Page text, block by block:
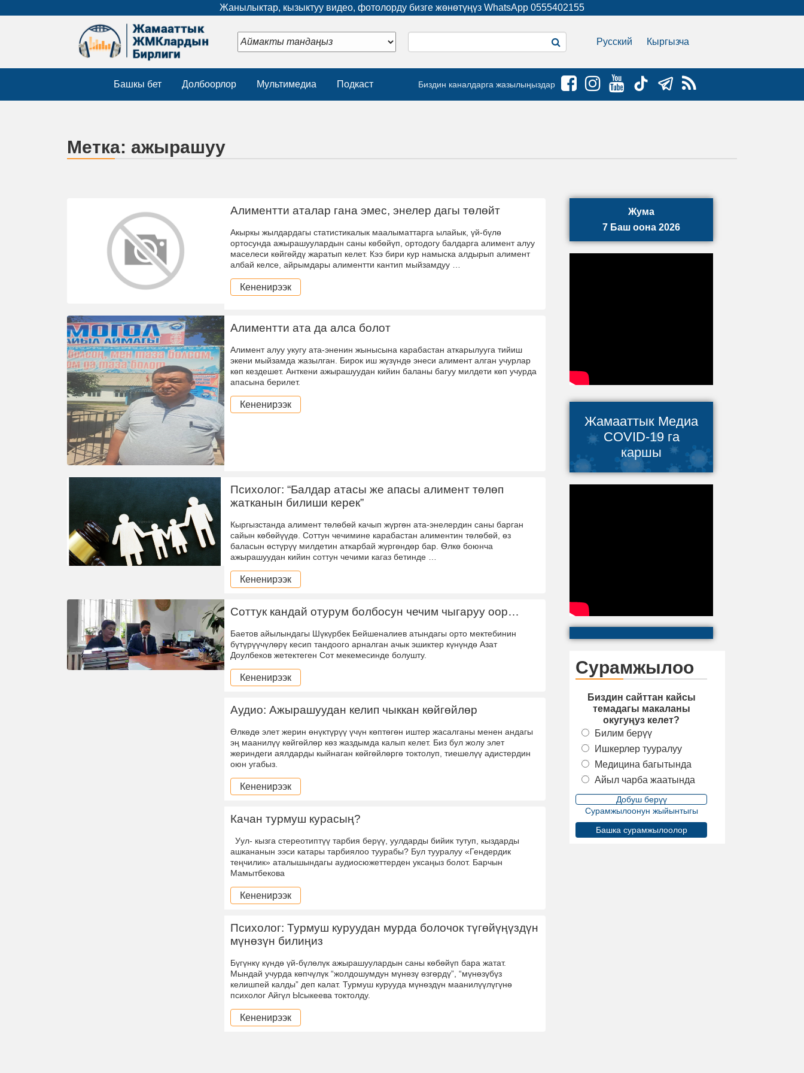
Жанылыктар, кызыктуу видео, фотолорду бизге жөнөтүңүз WhatsApp 0555402155
Русский Кыргызча
Башкы бет Долбоорлор Мультимедиа Подкаст Биздин каналдарга жазылыңыздар
Метка: ажырашуу
Алиментти аталар гана эмес, энелер дагы төлөйт
Акыркы жылдардагы статистикалык маалыматтарга ылайык, үй-бүлө
ортосунда ажырашуулардын саны көбөйүп, ортодогу балдарга алимент алуу
маселеси көйгөйдү жаратып келет. Кээ бири кур намыска алдырып алимент
албай келсе, айрымдары алиментти кантип мыйзамдуу …
Кененирээк
Алиментти ата да алса болот
Алимент алуу укугу ата-эненин жынысына карабастан аткарылууга тийиш
экени мыйзамда жазылган. Бирок иш жүзүндө энеси алимент алган учурлар
көп кездешет. Анткени ажырашуудан кийин баланы багуу милдети көп учурда
апасына берилет.
Кененирээк
Психолог: “Балдар атасы же апасы алимент төлөп
жатканын билиши керек”
Кыргызстанда алимент төлөбөй качып жүргөн ата-энелердин саны барган
сайын көбөйүүдө. Соттун чечимине карабастан алиментин тѳлѳбѳй, ѳз
баласын өстүрүү милдетин аткарбай жүргөндөр бар. Ѳлкө боюнча
ажырашуудан кийин соттун чечими кагаз бетинде …
Кененирээк
Соттук кандай отурум болбосун чечим чыгаруу оор…
Баетов айылындагы Шүкүрбек Бейшеналиев атындагы орто мектебинин
бүтүрүүчүлөрү кесип тандоого арналган ачык эшиктер күнүндө Азат
Доулбеков жетектеген Сот мекемесинде болушту.
Кененирээк
Аудио: Ажырашуудан келип чыккан көйгөйлөр
Өлкөдө элет жерин өнүктүрүү үчүн көптөгөн иштер жасалганы менен андагы
эң маанилүү көйгөйлөр көз жаздымда калып келет. Биз бул жолу элет
жериндеги аялдарды кыйнаган көйгөйлөргө токтолуп, тиешелүү адистердин
оюн угабыз.
Кененирээк
Качан турмуш курасың?
Уул- кызга стереотиптүү тарбия берүү, уулдарды бийик тутуп, кыздарды
ашкананын ээси катары тарбиялоо туурабы? Бул тууралуу «Гендердик
теңчилик» аталышындагы аудиосюжеттерден уксаңыз болот. Барчын
Мамытбекова
Кененирээк
Психолог: Турмуш куруудан мурда болочок түгөйүңүздүн
мүнөзүн билиңиз
Бүгүнкү күндө үй-бүлөлүк ажырашуулардын саны көбөйүп бара жатат.
Мындай учурда көпчүлүк “жолдошумдун мүнөзү өзгөрдү”, “мүнөзүбүз
келишпей калды” деп калат. Турмуш курууда мүнөздүн маанилүүлүгүнө
психолог Айгүл Ысыкеева токтолду.
Кененирээк
Жума
7 Баш оона 2026
Жамааттык Медиа
COVID-19 га
каршы
Сурамжылоо
Биздин сайттан кайсы
темадагы макаланы
окугуңуз келет?
Билим берүү
Ишкерлер тууралуу
Медицина багытында
Айыл чарба жаатында
Сурамжылоонун жыйынтыгы
Башка сурамжылоолор